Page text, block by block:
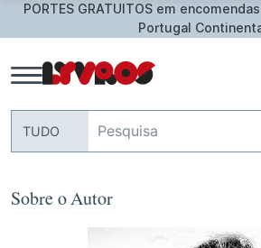
PORTES GRATUITOS em
Portugal
TUDO
Sobre o Autor